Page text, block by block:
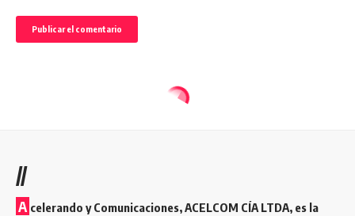
//
A celerando y Comunicaciones, ACELCOM CÍA LTDA, es la